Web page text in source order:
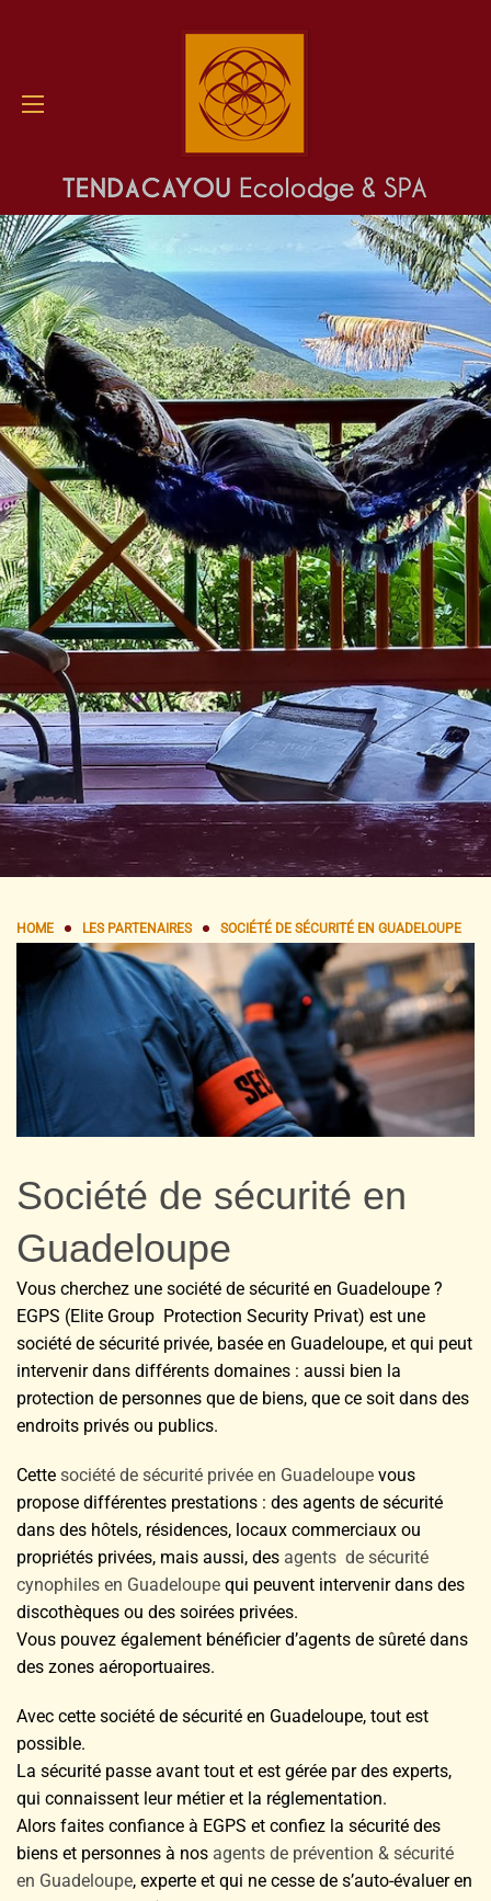
HOME LES PARTENAIRES SOCIÉTÉ DE SÉCURITÉ EN GUADELOUPE
Société de sécurité en
Guadeloupe
Vous cherchez une société de sécurité en Guadeloupe ?
EGPS (Elite Group Protection Security Privat) est une
société de sécurité privée, basée en Guadeloupe, et qui peut
intervenir dans différents domaines : aussi bien la
protection de personnes que de biens, que ce soit dans des
endroits privés ou publics.
Cette société de sécurité privée en Guadeloupe vous
propose différentes prestations : des agents de sécurité
dans des hôtels, résidences, locaux commerciaux ou
propriétés privées, mais aussi, des agents de sécurité
cynophiles en Guadeloupe qui peuvent intervenir dans des
discothèques ou des soirées privées.
Vous pouvez également bénéficier d’agents de sûreté dans
des zones aéroportuaires.
Avec cette société de sécurité en Guadeloupe, tout est
possible.
La sécurité passe avant tout et est gérée par des experts,
qui connaissent leur métier et la réglementation.
Alors faites confiance à EGPS et confiez la sécurité des
biens et personnes à nos agents de prévention & sécurité
en Guadeloupe, experte et qui ne cesse de s’auto-évaluer en